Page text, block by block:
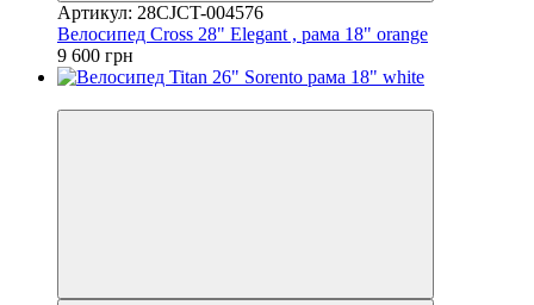
Артикул: 28CJCT-004576
Велосипед Cross 28" Elegant , рама 18" orange
9 600 грн